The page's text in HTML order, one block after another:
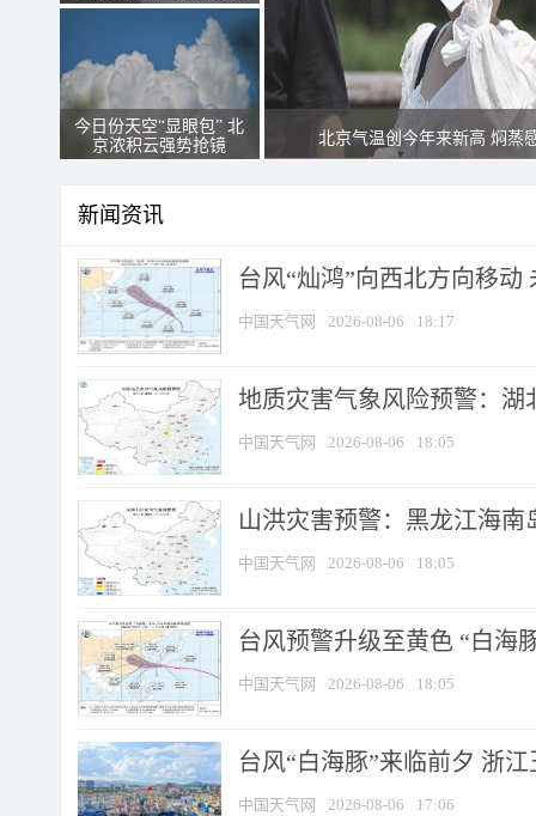
今日份天空“显眼包” 北
京浓积云强势抢镜
北京气温创今年来新高 焖蒸
新闻资讯
台风“灿鸿”向西北方向移动
中国天气网 2026-08-06 18:17
地质灾害气象风险预警：湖
中国天气网 2026-08-06 18:05
山洪灾害预警：黑龙江海
中国天气网 2026-08-06 18:05
台风预警升级至黄色 “白海
中国天气网 2026-08-06 18:05
台风“白海豚”来临前夕 浙
中国天气网 2026-08-06 17:06